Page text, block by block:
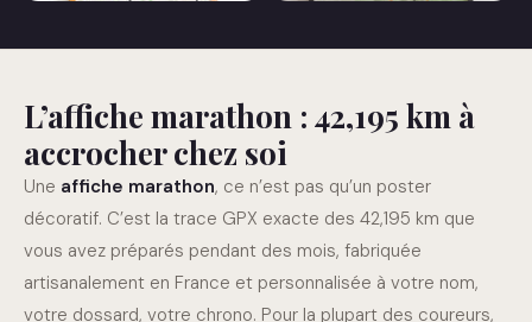
Affiche Semi Marathon Affiche Trail
L’affiche marathon : 42,195 km à
accrocher chez soi
Une affiche marathon, ce n’est pas qu’un poster
décoratif. C’est la trace GPX exacte des 42,195 km que
vous avez préparés pendant des mois, fabriquée
artisanalement en France et personnalisée à votre nom,
votre dossard, votre chrono. Pour la plupart des coureurs,